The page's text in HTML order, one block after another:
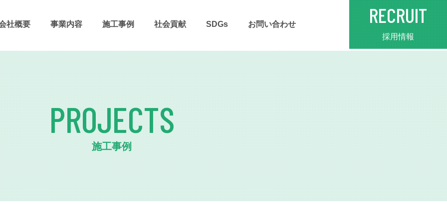
社概要 事業内容 施⼯事例 社会貢献 SDGs お問い合わせ RECRUIT
採用情報
PROJECTS
施工事例